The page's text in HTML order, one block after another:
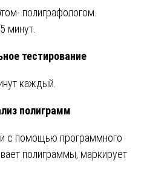
полиграфологом.
минут.
тестирование
каждый.
полиграмм
и с помощью программного
полиграммы, маркирует